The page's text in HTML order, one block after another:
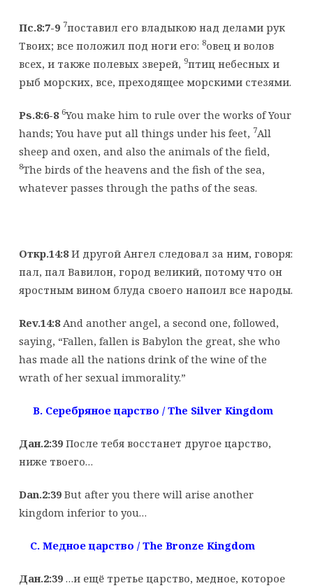
Пс.8:7-9 7поставил его владыкою над делами рук
Твоих; все положил под ноги его: 8овец и волов
всех, и также полевых зверей, 9птиц небесных и
рыб морских, все, преходящее морскими стезями.
Ps.8:6-8 6You make him to rule over the works of Your
hands; You have put all things under his feet, 7All
sheep and oxen, and also the animals of the field,
8The birds of the heavens and the fish of the sea,
whatever passes through the paths of the seas.
Откр.14:8И другой Ангел следовал за ним, говоря:
пал, пал Вавилон, город великий, потому что он
яростным вином блуда своего напоил все народы.
Rev.14:8And another angel, a second one, followed,
saying, “Fallen, fallen is Babylon the great, she who
has made all the nations drink of the wine of the
wrath of her sexual immorality.”
B. Серебряноецарство / The Silver Kingdom
Дан.2:39 После тебя восстанет другое царство,
ниже твоего…
Dan.2:39 But after you there will arise another
kingdom inferior to you…
C. Медноецарство / The Bronze Kingdom
Дан.2:39 …и ещё третье царство, медное, которое